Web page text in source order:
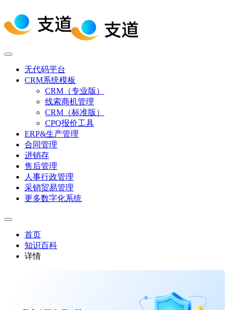
无代码平台
CRM系统模板
CRM（专业版）
线索商机管理
CRM（标准版）
CPQ报价工具
ERP&生产管理
合同管理
进销存
售后管理
人事行政管理
采销贸易管理
更多数字化系统
首页
知识百科
详情